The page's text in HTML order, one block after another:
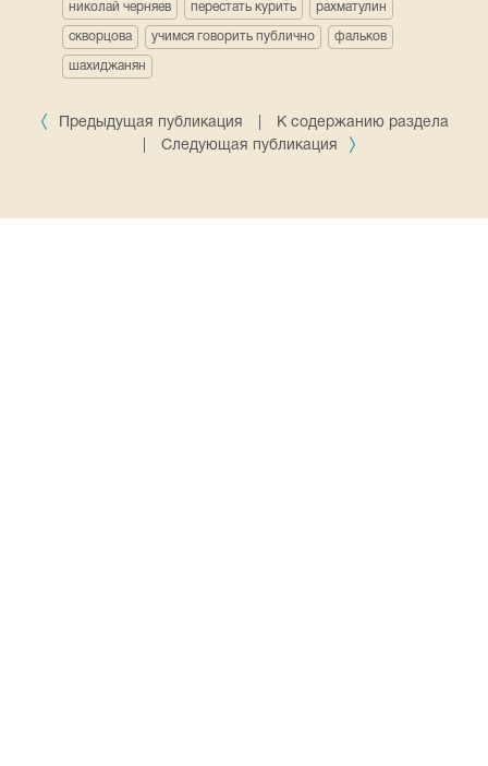
николай черняев перестать курить рахматулин
скворцова учимся говорить публично фальков
шахиджанян
Предыдущая публикация
К содержанию раздела
Следующая публикация